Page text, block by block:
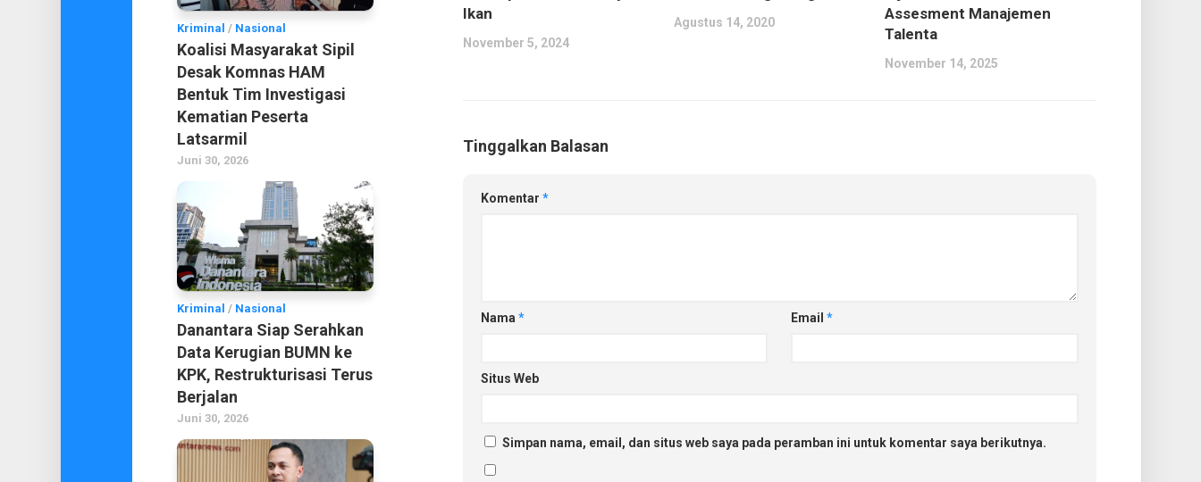
Ikan
November 5, 2024
Agustus 14, 2020
Assesment Manajemen
Talenta
November 14, 2025
Tinggalkan Balasan
Komentar *
Nama * Email*
Situs Web
Simpan nama, email, dan situs web saya pada peramban ini untuk komentar saya berikutnya.
Kriminal / Nasional
Koalisi Masyarakat Sipil
Desak Komnas HAM
Bentuk Tim Investigasi
Kematian Peserta
Latsarmil
Juni 30, 2026
Kriminal / Nasional
Danantara Siap Serahkan
Data Kerugian BUMN ke
KPK, Restrukturisasi Terus
Berjalan
Juni 30, 2026